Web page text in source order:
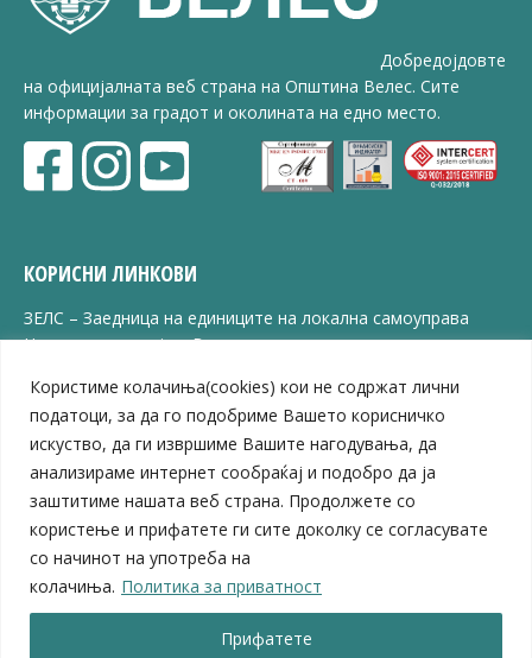
Користиме колачиња(cookies) кои не содржат лични
податоци, за да го подобриме Вашето корисничко
искуство, да ги извршиме Вашите нагодувања, да
анализираме интернет сообраќај и подобро да ја
заштитиме нашата веб страна. Продолжете со
користење и прифатете ги сите доколку се согласувате
со начинот на употреба на
колачиња. Политика за приватност
Прифатете
Добредојдовте
на официјалната веб страна на Општина Велес. Сите
информации за градот и околината на едно место.
КОРИСНИ ЛИНКОВИ
ЗЕЛС – Заедница на единиците на локална самоуправа
Центар за развој на Вардарски плански регион
ЈПССО „Парк – спорт и паркинзи“
ЛБ „Гоце Делчев“
ЛУ „Народен Музеј“
Влада на Република Северна Македонија
Собрание на Република Северна Македонија
Министерство за финансии
Министерство за транспорт
Министерство за локална самоуправа
Министерство за дигитална трансформација
Министерство за јавна администрација